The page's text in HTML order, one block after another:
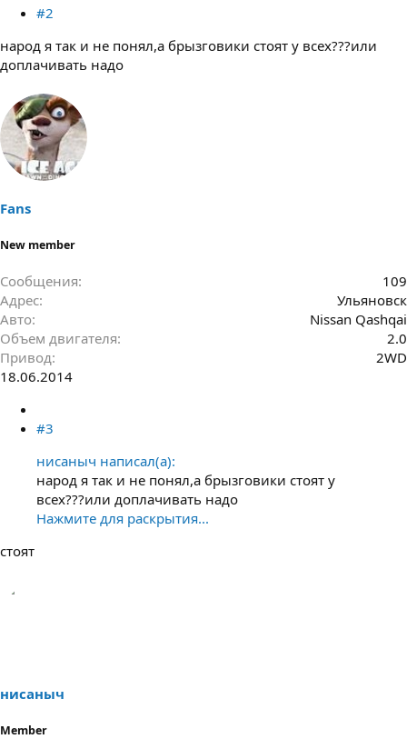
#2
народ я так и не понял,а брызговики стоят у всех???или
доплачивать надо
Fans
New member
Сообщения
109
Адрес
Ульяновск
Авто
Nissan Qashqai
Объем двигателя
2.0
Привод
2WD
18.06.2014
#3
нисаныч написал(а):
народ я так и не понял,а брызговики стоят у
всех???или доплачивать надо
Нажмите для раскрытия...
стоят
нисаныч
Member